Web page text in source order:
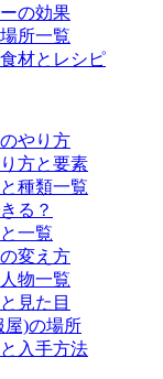
の効果
所一覧
材とレシピ
やり方
方と要素
種類一覧
る？
一覧
変え方
物一覧
見た目
屋)の場所
入手方法